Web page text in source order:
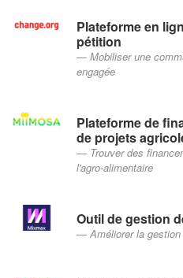
Plateforme en
pétition
Mobiliser une
engagée
Plateforme de
de projets
Trouver des
l'agro-alimentaire
Outil de gestion
Améliorer la